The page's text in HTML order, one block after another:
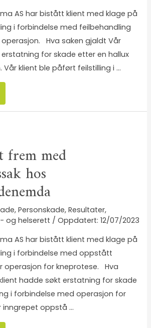
AS har bistått klient med klage på
i forbindelse med feilbehandling
operasjon. Hva saken gjaldt Vår
for skade etter en hallux
Vår klient ble påført feilstilling i …
frem med
hos
, Personskade, Resultater,
og helserett /
12/07/2023
AS har bistått klient med klage på
i forbindelse med oppstått
operasjon for kneprotese. Hva
hadde søkt erstatning for skade
i forbindelse med operasjon for
inngrepet oppstå …